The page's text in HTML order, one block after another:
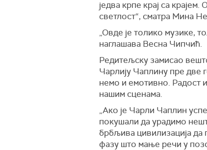
једва крпе крај са
светлост“, сматра Мина
„Овде је толико музике,
наглашава Весна Чипчић.
Редитељску замисао
Чарлију Чаплину пре две
немо и емотивно. Радост
нашим сценама.
„Ако је Чарли Чаплин
покушали да урадимо
брбљива цивилизација да
фазу што мање речи у